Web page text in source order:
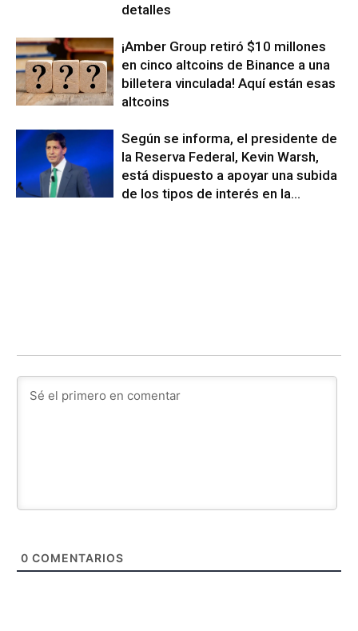
detalles
¡Amber Group retiró $10 millones
en cinco altcoins de Binance a una
billetera vinculada! Aquí están esas
altcoins
Según se informa, el presidente de
la Reserva Federal, Kevin Warsh,
está dispuesto a apoyar una subida
de los tipos de interés en la...
0 COMENTARIOS